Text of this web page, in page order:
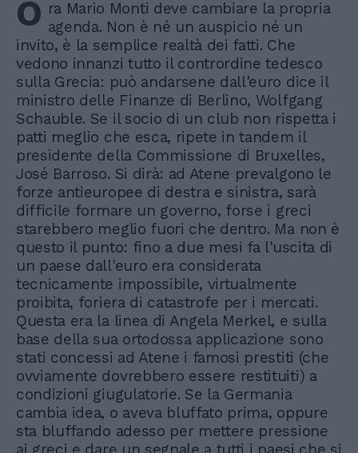
O ra Mario Monti deve cambiare la propria
agenda. Non è né un auspicio né un
invito, è la semplice realtà dei fatti. Che
vedono innanzi tutto il contrordine tedesco
sulla Grecia: può andarsene dall'euro dice il
ministro delle Finanze di Berlino, Wolfgang
Schauble. Se il socio di un club non rispetta i
patti meglio che esca, ripete in tandem il
presidente della Commissione di Bruxelles,
José Barroso. Si dirà: ad Atene prevalgono le
forze antieuropee di destra e sinistra, sarà
difficile formare un governo, forse i greci
starebbero meglio fuori che dentro. Ma non è
questo il punto: fino a due mesi fa l'uscita di
un paese dall'euro era considerata
tecnicamente impossibile, virtualmente
proibita, foriera di catastrofe per i mercati.
Questa era la linea di Angela Merkel, e sulla
base della sua ortodossa applicazione sono
stati concessi ad Atene i famosi prestiti (che
ovviamente dovrebbero essere restituiti) a
condizioni giugulatorie. Se la Germania
cambia idea, o aveva bluffato prima, oppure
sta bluffando adesso per mettere pressione
ai greci e dare un segnale a tutti i paesi che si